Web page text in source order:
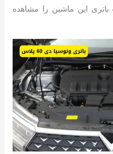
این ماشین را مشاهده